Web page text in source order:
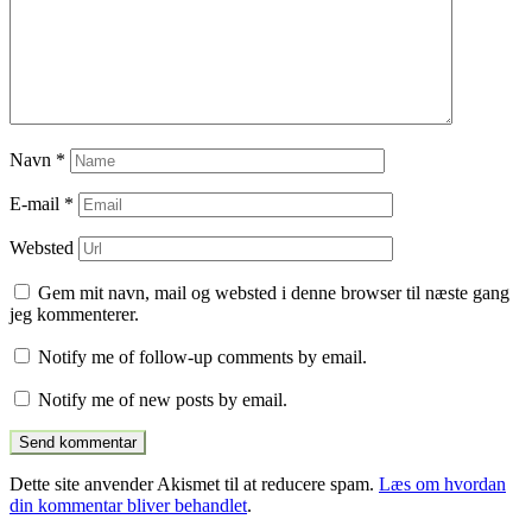
Navn *
E-mail *
Websted
Gem mit navn, mail og websted i denne browser til næste gang
jeg kommenterer.
Notify me of follow-up comments by email.
Notify me of new posts by email.
Dette site anvender Akismet til at reducere spam. Læs om hvordan
din kommentar bliver behandlet.